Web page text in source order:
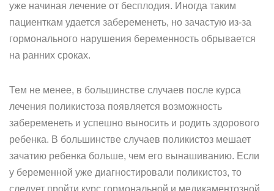
уже начиная лечение от бесплодия. Иногда таким
пациенткам удается забеременеть, но зачастую из-за
гормонального нарушения беременность обрывается
на ранних сроках.
Тем не менее, в большинстве случаев после курса
лечения поликистоза появляется возможность
забеременеть и успешно выносить и родить здорового
ребенка. В большинстве случаев поликистоз мешает
зачатию ребенка больше, чем его вынашиванию. Если
у беременной уже диагностировали поликистоз, то
следует пройти курс гормональной и медикаментозной